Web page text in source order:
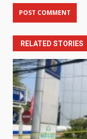
RELATED STORIES